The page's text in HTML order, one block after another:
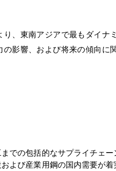
、東南アジアで最もダイナ
影響、および将来の傾向に
での包括的なサプライチェー
よび産業用鋼の国内需要が着